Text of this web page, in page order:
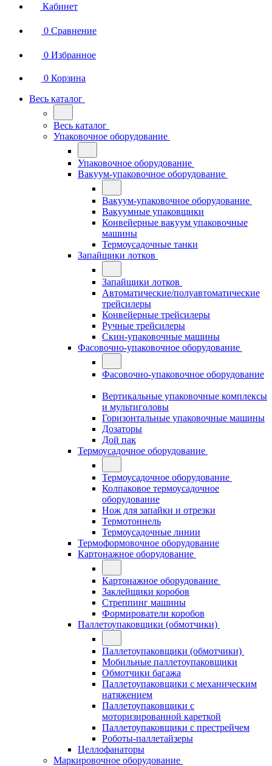
Кабинет
0 Сравнение
0 Избранное
0 Корзина
Весь каталог
Весь каталог
Упаковочное оборудование
Упаковочное оборудование
Вакуум-упаковочное оборудование
Вакуум-упаковочное оборудование
Вакуумные упаковщики
Конвейерные вакуум упаковочные
машины
Термоусадочные танки
Запайщики лотков
Запайщики лотков
Автоматические/полуавтоматические
трейсилеры
Конвейерные трейсилеры
Ручные трейсилеры
Скин-упаковочные машины
Фасовочно-упаковочное оборудование
Фасовочно-упаковочное оборудование
Вертикальные упаковочные комплексы
и мультиголовы
Горизонтальные упаковочные машины
Дозаторы
Дой пак
Термоусадочное оборудование
Термоусадочное оборудование
Колпаковое термоусадочное
оборудование
Нож для запайки и отрезки
Термотоннель
Термоусадочные линии
Термоформовочное оборудование
Картонажное оборудование
Картонажное оборудование
Заклейщики коробов
Стреппинг машины
Формирователи коробов
Паллетоупаковщики (обмотчики)
Паллетоупаковщики (обмотчики)
Мобильные паллетоупаковщики
Обмотчики багажа
Паллетоупаковщики с механическим
натяжением
Паллетоупаковщики с
моторизированной кареткой
Паллетоупаковщики с престрейчем
Роботы-паллетайзеры
Целлофанаторы
Маркировочное оборудование